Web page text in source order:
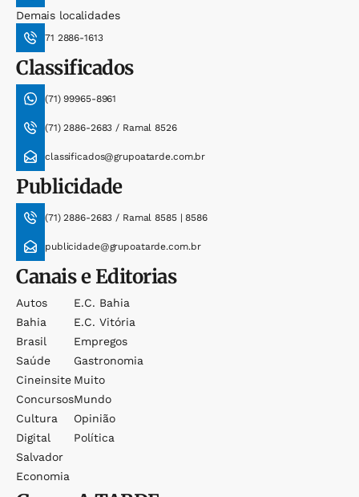
Demais localidades
71 2886-1613
Classificados
(71) 99965-8961
(71) 2886-2683 / Ramal 8526
classificados@grupoatarde.com.br
Publicidade
(71) 2886-2683 / Ramal 8585 | 8586
publicidade@grupoatarde.com.br
Canais e Editorias
Autos
Bahia
Brasil
Saúde
Cineinsite
Concursos
Cultura
Digital
Salvador
Economia
E.c. Bahia
E.c. Vitória
Empregos
Gastronomia
Muito
Mundo
Opinião
Política